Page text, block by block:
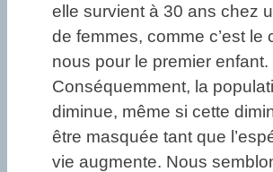
elle survient à 30 ans chez
de femmes, comme c’est le
nous pour le premier enfant.
Conséquemment, la
diminue, même si cette
être masquée tant que
vie augmente. Nous